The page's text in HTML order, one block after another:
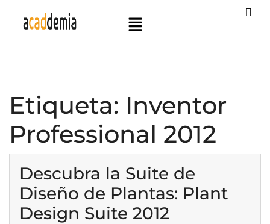
Etiqueta: Inventor
Professional 2012
Descubra la Suite de
Diseño de Plantas: Plant
Design Suite 2012